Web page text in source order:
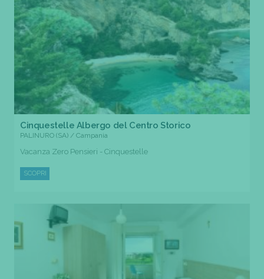
Cinquestelle Albergo del Centro Storico
PALINURO (SA) / Campania
Vacanza Zero Pensieri - Cinquestelle
SCOPRI